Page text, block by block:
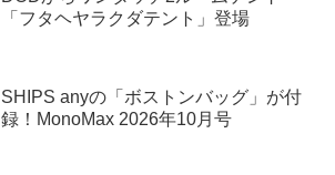
「フタヘヤラクダテント」登場
SHIPS anyの「ボストンバッグ」が付
録！MonoMax 2026年10月号